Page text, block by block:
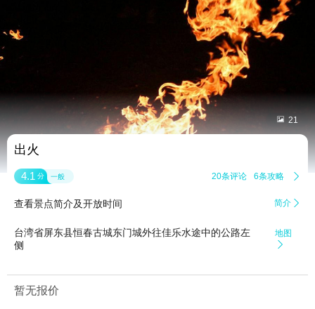
 21
出火
4.1 分 一般 20条评论 6条攻略 
查看景点简介及开放时间 简介 
台湾省屏东县恒春古城东门城外往佳乐水途中的公路左
侧
地图

暂无报价